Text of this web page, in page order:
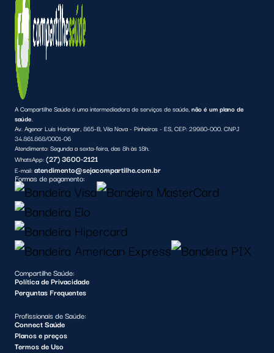
A Compartilhe Saúde é uma intermediadora de serviços de saúde,não é um plano de
saúde.
Av. Agenor Luís Heringer, 865-B, Vila Nova - Pinheiros - ES, CEP: 29980-000. CNPJ
34.861.868/0001-06
Atendimento:Segunda a sexta-feira, das 8h às 18h.
WhatsApp:(27) 3600-2121
E-mail:atendimento@sejacompartilhe.com.br
Formas de pagamento:
Compartilhe Saúde:
Política de Privacidade
Perguntas Frequentes
Profissionais de Saúde:
Connect Saúde
Planos e preços
Termos de Uso